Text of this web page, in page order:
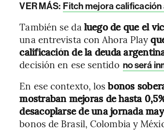
VER MÁS: Fitch mejora calificación
También se da luego de que el
una entrevista con Ahora Play
calificación de la deuda
decisión en ese sentido no será
En ese contexto, losbonos
mostraban mejoras de hasta
desacoplarse de una jornada
bonos de Brasil, Colombia y